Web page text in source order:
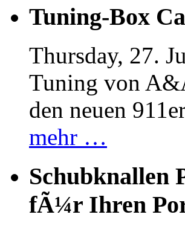
Tuning-Box
Thursday, 27.
Tuning von
den neuen
mehr …
Schubknallen
fÃ¼r Ihren